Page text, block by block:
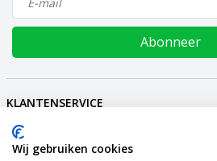
Abonneer
KLANTENSERVICE
MIJN ACCOUNT
INTERNATIONAL
Wij gebruiken cookies